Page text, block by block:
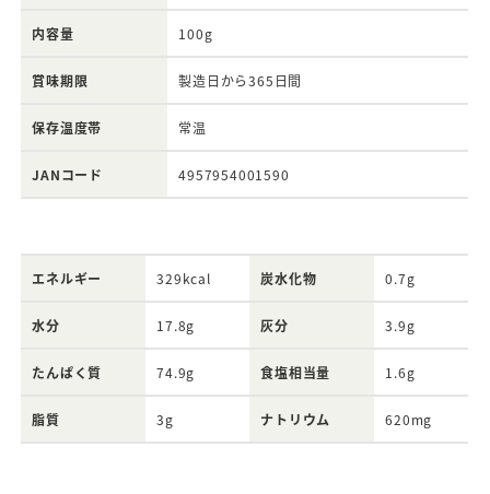
内容量 100g
賞味期限 製造日から365日間
保存温度帯 常温
JANコード 4957954001590
エネルギー 329kcal 炭水化物 0.7g
水分 17.8g 灰分 3.9g
たんぱく質 74.9g 食塩相当量 1.6g
脂質 3g ナトリウム 620mg